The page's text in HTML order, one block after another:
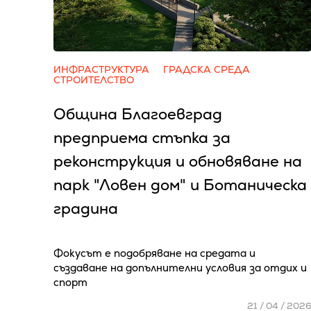
ИНФРАСТРУКТУРА
ГРАДСКА СРЕДА
СТРОИТЕЛСТВО
Община Благоевград
предприема стъпка за
реконструкция и обновяване на
парк "Ловен дом" и Ботаническа
градина
Фокусът е подобряване на средата и
създаване на допълнителни условия за отдих и
спорт
21 / 04 / 2026